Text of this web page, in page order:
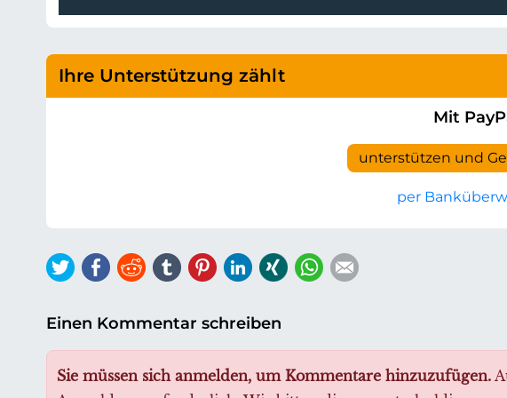
Ihre Unterstützung zählt
Mit
unterstützen und
per
TwitterFacebook
ReddittumblrPinterestLinkedIn
Xing WhatsApp
Einen Kommentar schreiben
Sie müssen sich anmelden, um Kommentare hinzuzufügen.